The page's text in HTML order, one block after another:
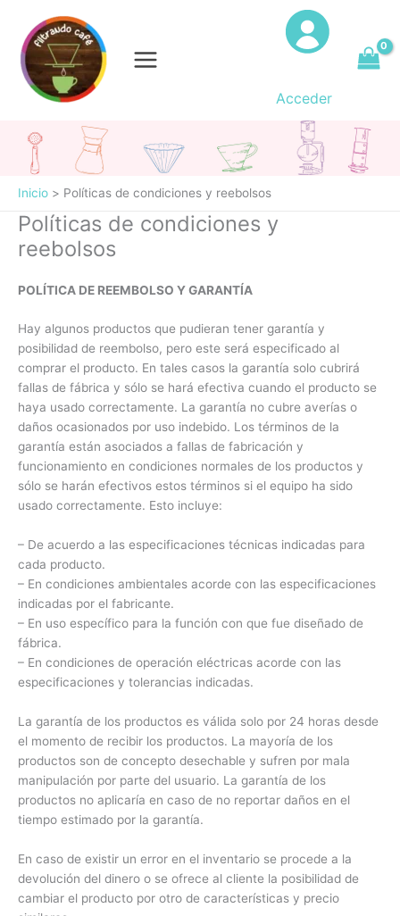
contenido
Acceder
Inicio Políticas de condiciones y reebolsos
Políticas de condiciones y
reebolsos
POLÍTICA DE REEMBOLSO Y GARANTÍA
Hay algunos productos que pudieran tener garantía y
posibilidad de reembolso, pero este será especificado al
comprar el producto. En tales casos la garantía solo cubrirá
fallas de fábrica y sólo se hará efectiva cuando el producto se
haya usado correctamente. La garantía no cubre averías o
daños ocasionados por uso indebido. Los términos de la
garantía están asociados a fallas de fabricación y
funcionamiento en condiciones normales de los productos y
sólo se harán efectivos estos términos si el equipo ha sido
usado correctamente. Esto incluye:
– De acuerdo a las especificaciones técnicas indicadas para
cada producto.
– En condiciones ambientales acorde con las especificaciones
indicadas por el fabricante.
– En uso específico para la función con que fue diseñado de
fábrica.
– En condiciones de operación eléctricas acorde con las
especificaciones y tolerancias indicadas.
La garantía de los productos es válida solo por 24 horas desde
el momento de recibir los productos. La mayoría de los
productos son de concepto desechable y sufren por mala
manipulación por parte del usuario. La garantía de los
productos no aplicaría en caso de no reportar daños en el
tiempo estimado por la garantía.
En caso de existir un error en el inventario se procede a la
devolución del dinero o se ofrece al cliente la posibilidad de
cambiar el producto por otro de características y precio